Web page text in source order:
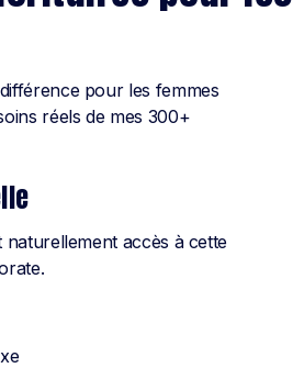
pour les femmes
réels de mes 300+
accès à cette